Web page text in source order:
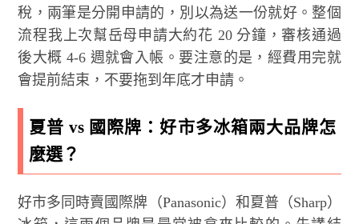
稅，兩筆是分開申請的，別以為送一份就好。整個
流程我上次幫岳母申請大約花 20 分鐘，審核通過
後大概 4-6 週就會入帳。要注意的是，經費用完就
會提前結束，不要拖到年底才申請。
夏普 vs 國際牌：好市多冰箱兩大品牌怎
麼選？
好市多同時賣國際牌（Panasonic）和夏普（Sharp）